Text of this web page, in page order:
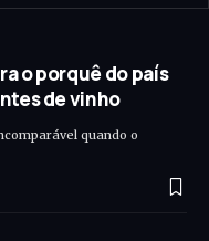
o porquê do país
de vinho
quando o